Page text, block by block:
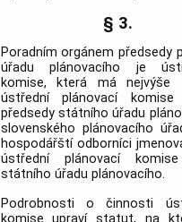
§ 3.
Poradním orgánem předsedy
úřadu plánovacího je
komise, která má nejvýše
ústřední plánovací
předsedy státního úřadu
slovenského plánovacího
hospodářští odborníci
ústřední plánovací
státního úřadu plánovacího.
Podrobnosti o činnosti
komise upraví statut, na